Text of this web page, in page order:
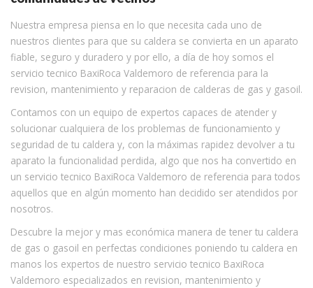
Nuestra empresa piensa en lo que necesita cada uno de
nuestros clientes para que su caldera se convierta en un aparato
fiable, seguro y duradero y por ello, a día de hoy somos el
servicio tecnico BaxiRoca Valdemoro de referencia para la
revision, mantenimiento y reparacion de calderas de gas y gasoil.
Contamos con un equipo de expertos capaces de atender y
solucionar cualquiera de los problemas de funcionamiento y
seguridad de tu caldera y, con la máximas rapidez devolver a tu
aparato la funcionalidad perdida, algo que nos ha convertido en
un servicio tecnico BaxiRoca Valdemoro de referencia para todos
aquellos que en algún momento han decidido ser atendidos por
nosotros.
Descubre la mejor y mas económica manera de tener tu caldera
de gas o gasoil en perfectas condiciones poniendo tu caldera en
manos los expertos de nuestro servicio tecnico BaxiRoca
Valdemoro especializados en revision, mantenimiento y